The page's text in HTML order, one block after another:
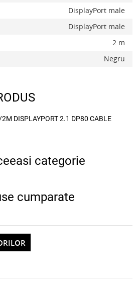
DisplayPort male
DisplayPort male
2 m
Negru
DISPLAYPORT 2.1 DP80 CABLE
categorie
cumparate